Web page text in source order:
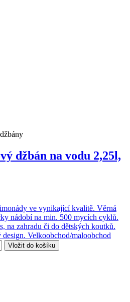
džbán na vodu 2,25l,
ve vynikající kvalitě. Věrná
nádobí na min. 500 mycích cyklů.
na zahradu či do dětských koutků.
Velkoobchod/maloobchod
Vložit do košíku